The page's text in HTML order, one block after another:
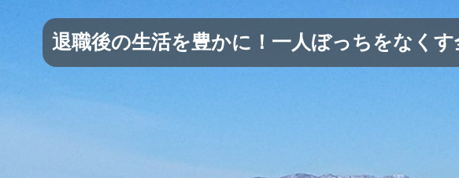
退職後の生活を豊かに！一人ぼっちをなくす